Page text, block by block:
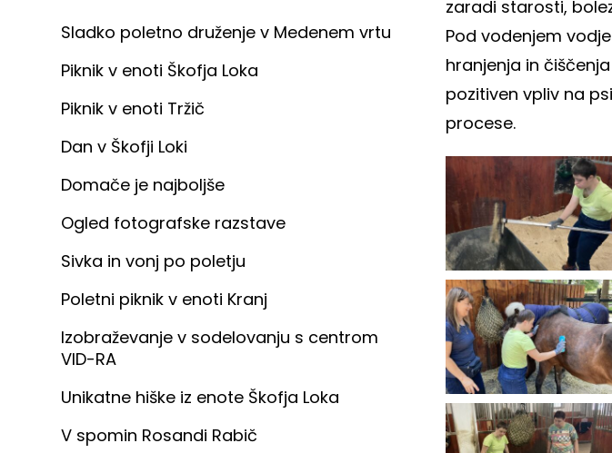
Sladko poletno druženje v Medenem vrtu
Piknik v enoti Škofja Loka
Piknik v enoti Tržič
Dan v Škofji Loki
Domače je najboljše
Ogled fotografske razstave
Sivka in vonj po poletju
Poletni piknik v enoti Kranj
Izobraževanje v sodelovanju s centrom
VID-RA
Unikatne hiške iz enote Škofja Loka
V spomin Rosandi Rabič
zaradi starosti,
Pod vodenjem
hranjenja in
pozitiven vpliv na
procese.